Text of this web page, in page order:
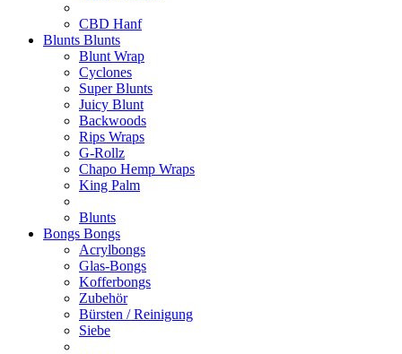
CBD Hanf
Blunts Blunts
Blunt Wrap
Cyclones
Super Blunts
Juicy Blunt
Backwoods
Rips Wraps
G-Rollz
Chapo Hemp Wraps
King Palm
Blunts
Bongs Bongs
Acrylbongs
Glas-Bongs
Kofferbongs
Zubehör
Bürsten / Reinigung
Siebe